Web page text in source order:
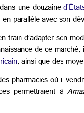
une douzaine
parallèle avec son
train d’adapter son
de ce
, ainsi que des
pharmacies où il
permettraient à